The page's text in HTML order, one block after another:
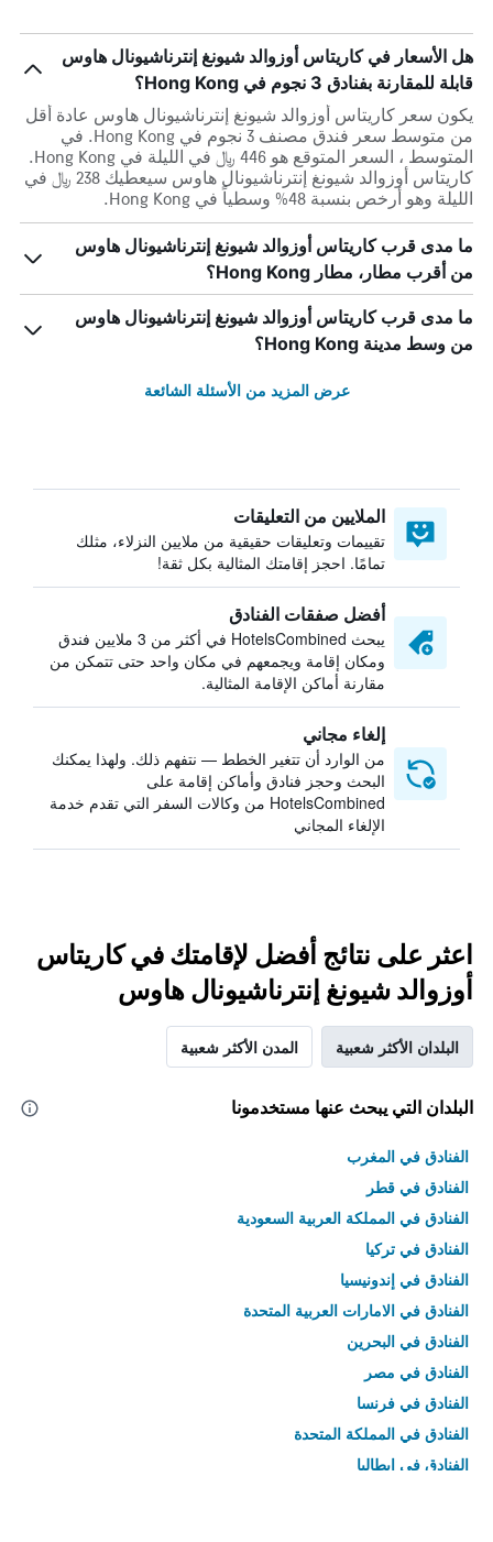
هل الأسعار في كاريتاس أوزوالد شيونغ إنترناشيونال هاوس
قابلة للمقارنة بفنادق 3 نجوم في Hong Kong؟
يكون سعر كاريتاس أوزوالد شيونغ إنترناشيونال هاوس عادة أقل
من متوسط ​​سعر فندق مصنف 3 نجوم في Hong Kong. في
المتوسط ، السعر المتوقع هو 446 ﷼ في الليلة في Hong Kong.
كاريتاس أوزوالد شيونغ إنترناشيونال هاوس سيعطيك 238 ﷼ في
الليلة وهو أرخص بنسبة 48% وسطياً في Hong Kong.
ما مدى قرب كاريتاس أوزوالد شيونغ إنترناشيونال هاوس
من أقرب مطار، مطار Hong Kong؟
ما مدى قرب كاريتاس أوزوالد شيونغ إنترناشيونال هاوس
من وسط مدينة Hong Kong؟
عرض المزيد من الأسئلة الشائعة
الملايين من التعليقات
تقييمات وتعليقات حقيقية من ملايين النزلاء، مثلك
تمامًا. احجز إقامتك المثالية بكل ثقة!
أفضل صفقات الفنادق
يبحث HotelsCombined في أكثر من 3 ملايين فندق
ومكان إقامة ويجمعهم في مكان واحد حتى تتمكن من
مقارنة أماكن الإقامة المثالية.
إلغاء مجاني
من الوارد أن تتغير الخطط — نتفهم ذلك. ولهذا يمكنك
البحث وحجز فنادق وأماكن إقامة على
HotelsCombined من وكالات السفر التي تقدم خدمة
الإلغاء المجاني
اعثر على نتائج أفضل لإقامتك في كاريتاس
أوزوالد شيونغ إنترناشيونال هاوس
البلدان الأكثر شعبية المدن الأكثر شعبية
البلدان التي يبحث عنها مستخدمونا
الفنادق في المغرب
الفنادق في قطر
الفنادق في المملكة العربية السعودية
الفنادق في تركيا
الفنادق في إندونيسيا
الفنادق في الامارات العربية المتحدة
الفنادق في البحرين
الفنادق في مصر
الفنادق في فرنسا
الفنادق في المملكة المتحدة
الفنادق في إيطاليا